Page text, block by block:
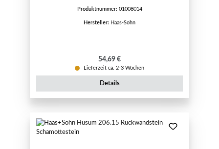
Produktnummer: 01008014
Hersteller: Haas-Sohn
Regulärer Preis:
54,69 €
Lieferzeit ca. 2-3 Wochen
Details